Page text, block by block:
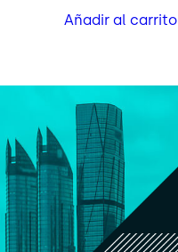
Añadir al carrito